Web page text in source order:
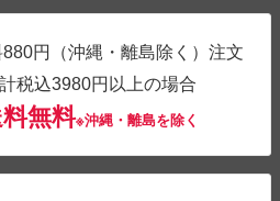
円（沖縄・離島除く）注文
税込3980円以上の場合
無料※沖縄・離島を除く